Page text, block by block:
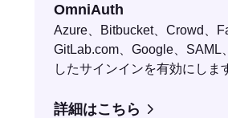
OmniAuth
Azure、Bitbucket、Crowd、
GitLab.com、Google、SAML
したサインインを有効にしま
詳細はこちら